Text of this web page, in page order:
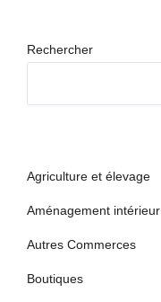
Rechercher
Agriculture et élevage
Aménagement intérieur
Autres Commerces
Boutiques